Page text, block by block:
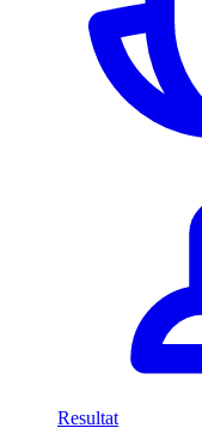
Resultat